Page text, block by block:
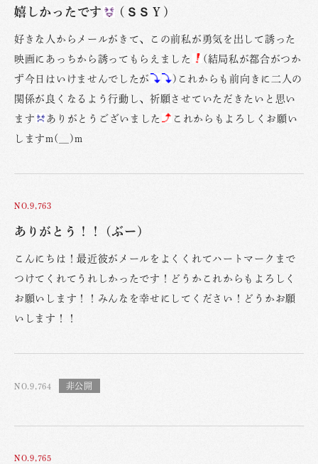
嬉しかったです (ＳＳＹ)
好きな人からメールがきて、この前私が勇気を出して誘った
映画にあっちから誘ってもらえました
(結局私が都合がつか
ず今日はいけませんでしたが
)これからも前向きに二人の
関係が良くなるよう行動し、祈願させていただきたいと思い
ます
ありがとうございました
これからもよろしくお願い
しますm(__)m
NO.9,763
ありがとう！！ (ぶー)
こんにちは！最近彼がメールをよくくれてハートマークまで
つけてくれてうれしかったです！どうかこれからもよろしく
お願いします！！みんなを幸せにしてください！どうかお願
いします！！
NO.9,764
NO.9,765